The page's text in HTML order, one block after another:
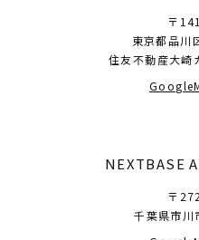
〒
東京都品川
住友不動産大崎
NEXTBASE
〒
千葉県市川